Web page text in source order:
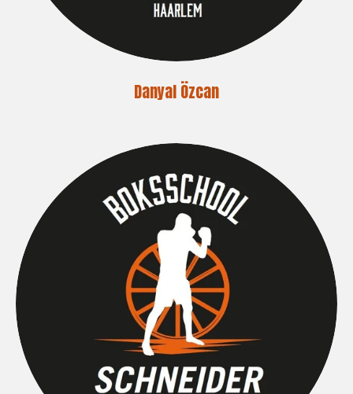
Danyal Özcan